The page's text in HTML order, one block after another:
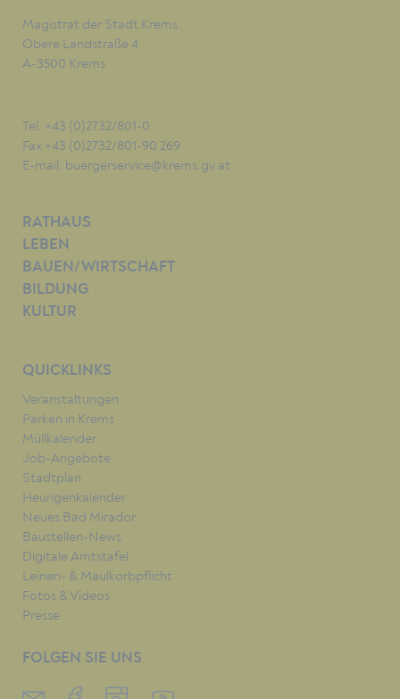
Magistrat der Stadt Krems
Obere Landstraße 4
A-3500 Krems
Tel. +43 (0)2732/801-0
Fax +43 (0)2732/801-90 269
E-mail: buergerservice@krems.gv.at
RATHAUS
LEBEN
BAUEN/WIRTSCHAFT
BILDUNG
KULTUR
QUICKLINKS
Veranstaltungen
Parken in Krems
Müllkalender
Job-Angebote
Stadtplan
Heurigenkalender
Neues Bad Mirador
Baustellen-News
Digitale Amtstafel
Leinen- & Maulkorbpflicht
Fotos & Videos
Presse
FOLGEN SIE UNS